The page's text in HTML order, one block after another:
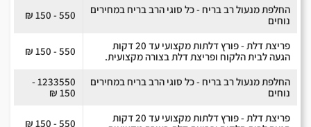
החלפת מנעול רב בריח - כל סוגי הרב בריח במחירים
נוחים
550 - 150 ₪
פריצת דלת - פורץ דלתות מקצועי עד 20 דקות
הגעה לבית הלקוח ופריצת דלת בצורה מקצועית.
550 - 150 ₪
החלפת מנעול רב בריח - כל סוגי הרב בריח במחירים
נוחים
1233550 -
150 ₪
פריצת דלת - פורץ דלתות מקצועי עד 20 דקות
550 - 150 ₪